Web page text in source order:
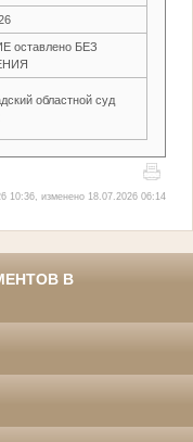
оставлено БЕЗ
областной суд
10:36, изменено 18.07.2026 06:14
В